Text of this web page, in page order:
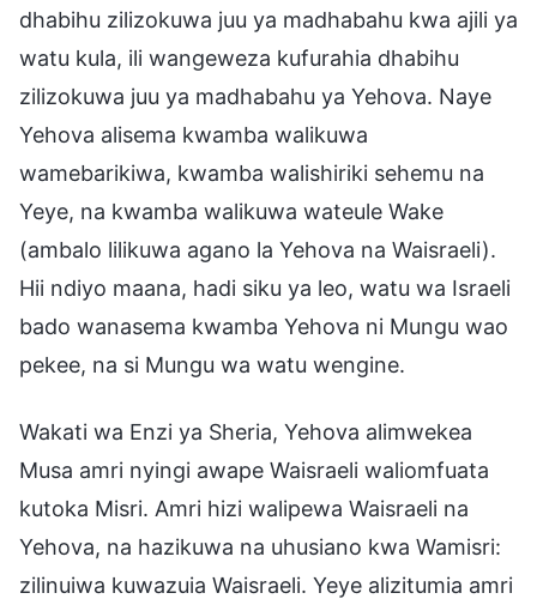
dhabihu zilizokuwa juu ya madhabahu kwa ajili ya
watu kula, ili wangeweza kufurahia dhabihu
zilizokuwa juu ya madhabahu ya Yehova. Naye
Yehova alisema kwamba walikuwa
wamebarikiwa, kwamba walishiriki sehemu na
Yeye, na kwamba walikuwa wateule Wake
(ambalo lilikuwa agano la Yehova na Waisraeli).
Hii ndiyo maana, hadi siku ya leo, watu wa Israeli
bado wanasema kwamba Yehova ni Mungu wao
pekee, na si Mungu wa watu wengine.
Wakati wa Enzi ya Sheria, Yehova alimwekea
Musa amri nyingi awape Waisraeli waliomfuata
kutoka Misri. Amri hizi walipewa Waisraeli na
Yehova, na hazikuwa na uhusiano kwa Wamisri:
zilinuiwa kuwazuia Waisraeli. Yeye alizitumia amri